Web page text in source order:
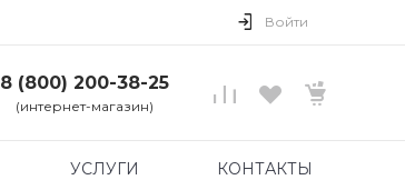
Войти
8 (800) 200-38-25
(интернет-магазин)
УСЛУГИ КОНТАКТЫ